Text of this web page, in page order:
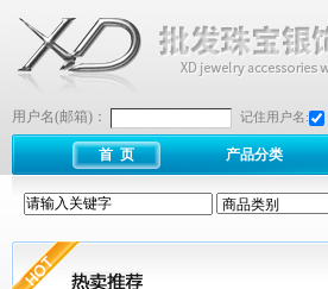
用户名(邮箱)： 记住用户名:
首 页 产品分类